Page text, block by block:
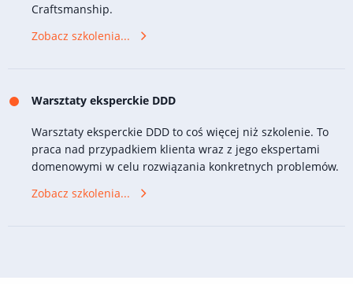
Craftsmanship.
Zobacz szkolenia...
Warsztaty eksperckie DDD
Warsztaty eksperckie DDD to coś więcej niż szkolenie. To
praca nad przypadkiem klienta wraz z jego ekspertami
domenowymi w celu rozwiązania konkretnych problemów.
Zobacz szkolenia...